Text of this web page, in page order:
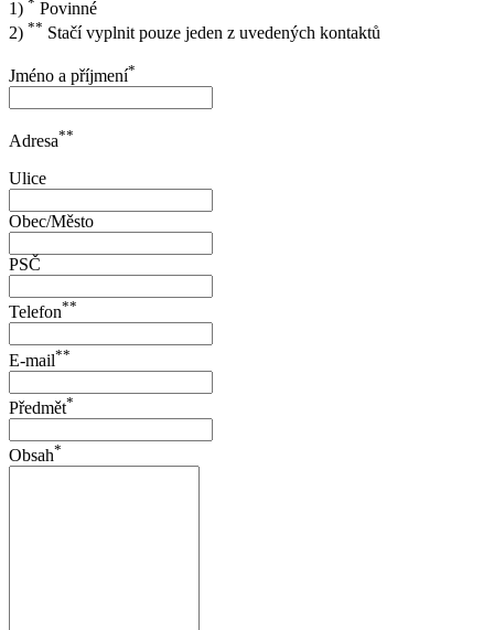
1)
Povinné
2) ** Stačí vyplnit pouze jeden z uvedených kontaktů
Jméno a příjmení*
Adresa**
Ulice
Obec/Město
PSČ
Telefon**
E-mail**
Předmět*
Obsah*